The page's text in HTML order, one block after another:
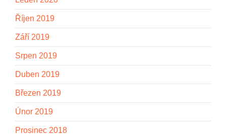
Říjen 2019
Září 2019
Srpen 2019
Duben 2019
Březen 2019
Únor 2019
Prosinec 2018